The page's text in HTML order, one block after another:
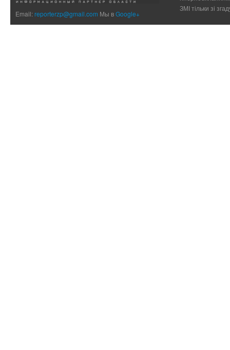
Email:reporterzp@gmail.com Мы вGoogle+
ЗМІ тільки зі